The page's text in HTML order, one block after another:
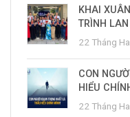
KHAI
TRÌNH
22 Tháng
CON
HIỂU
22 Tháng